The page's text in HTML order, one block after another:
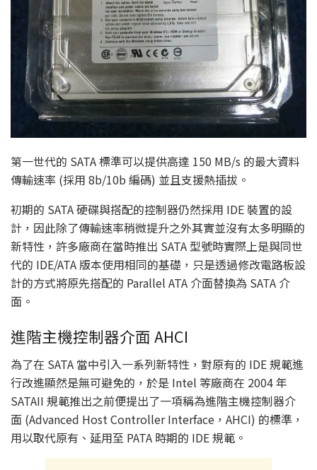
第一世代的 SATA 標準可以提供高達 150 MB/s 的最大資料
傳輸速率 (採用 8b/10b 編碼) 並且支援熱插拔。
初期的 SATA 硬碟與搭配的控制器仍然採用 IDE 裝置的設
計，因此除了傳輸速率稍微提升之外其實並沒有太多明顯的
新特性，許多廠商在當時推出 SATA 型號時實際上是與同世
代的 IDE/ATA 版本使用相同的基礎，只是透過修改電路板設
計的方式將原先搭配的 Parallel ATA 介面替換為 SATA 介
面。
進階主機控制器介面 AHCI
為了在 SATA 當中引入一系列新特性，對原有的 IDE 規範進
行改進顯然是無可避免的，於是 Intel 等廠商在 2004 年
SATAII 規範推出之前便提出了一項稱為進階主機控制器介
面 (Advanced Host Controller Interface，AHCI) 的標準，
用以取代原有、延用至 PATA 時期的 IDE 規範。